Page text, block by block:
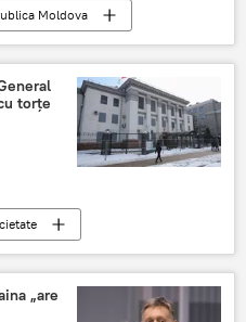
Moldova
Kiev
ortodox
torțe
Rusia
„are